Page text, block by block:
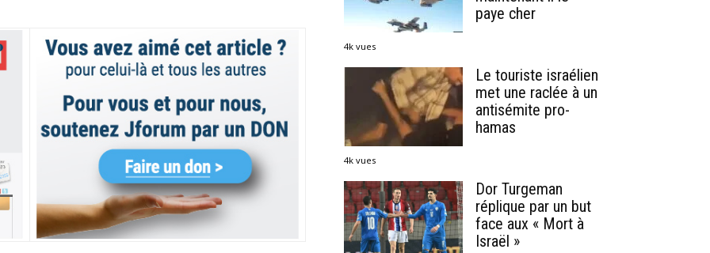
paye cher
4k vues
Le touriste israélien
met une raclée à un
antisémite pro-
hamas
4k vues
Dor Turgeman
réplique par un but
face aux « Mort à
Israël »